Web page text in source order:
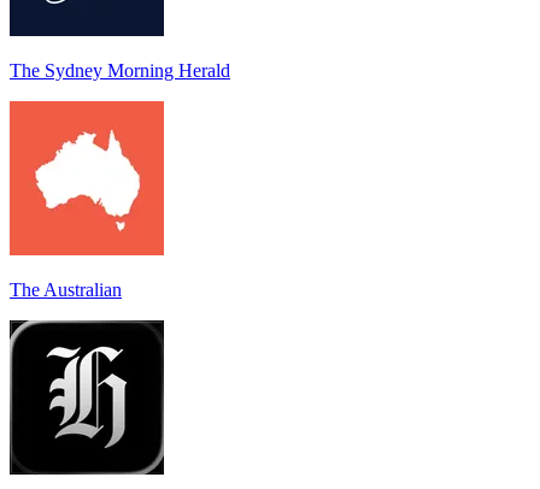
The Sydney Morning Herald
The Australian